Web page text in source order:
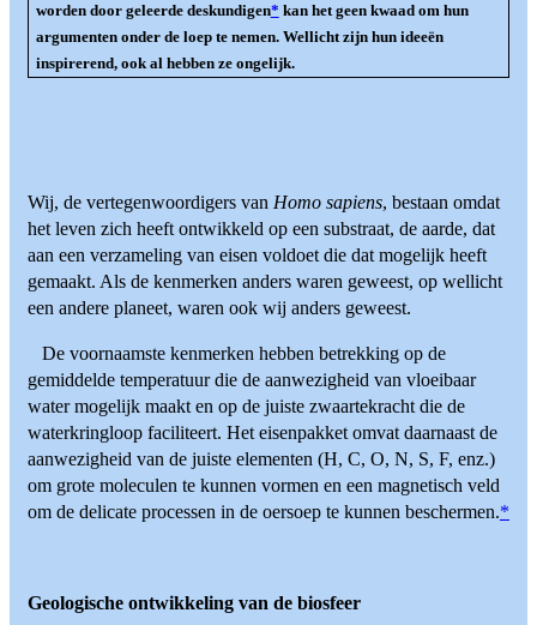
worden door geleerde deskundigen* kan het geen kwaad om hun
argumenten onder de loep te nemen. Wellicht zijn hun ideeën
inspirerend, ook al hebben ze ongelijk.
Wij, de vertegenwoordigers van Homo sapiens, bestaan omdat
het leven zich heeft ontwikkeld op een substraat, de aarde, dat
aan een verzameling van eisen voldoet die dat mogelijk heeft
gemaakt. Als de kenmerken anders waren geweest, op wellicht
een andere planeet, waren ook wij anders geweest.
De voornaamste kenmerken hebben betrekking op de
gemiddelde temperatuur die de aanwezigheid van vloeibaar
water mogelijk maakt en op de juiste zwaartekracht die de
waterkringloop faciliteert. Het eisenpakket omvat daarnaast de
aanwezigheid van de juiste elementen (H, C, O, N, S, F, enz.)
om grote moleculen te kunnen vormen en een magnetisch veld
om de delicate processen in de oersoep te kunnen beschermen.*
Geologische ontwikkeling van de biosfeer